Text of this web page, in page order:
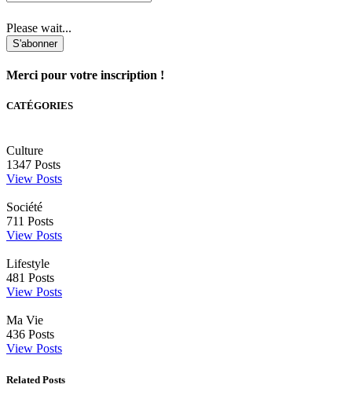
Please wait...
S'abonner
Merci pour votre inscription !
CATÉGORIES
Culture
1347 Posts
View Posts
Société
711 Posts
View Posts
Lifestyle
481 Posts
View Posts
Ma Vie
436 Posts
View Posts
Related Posts